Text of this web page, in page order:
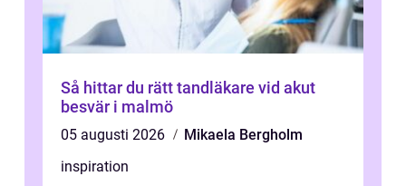
Så hittar du rätt tandläkare vid akut
besvär i malmö
05 augusti 2026
Mikaela Bergholm
inspiration